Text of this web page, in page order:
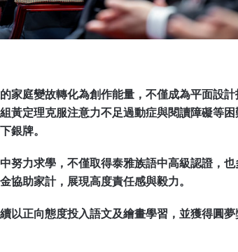
家庭變故轉化為創作能量，不僅成為平面設
黃定理克服注意力不足過動症與閱讀障礙等困
銀牌。
努力求學，不僅取得泰雅族語中高級認證，
協助家計，展現高度責任感與毅力。
以正向態度投入語文及繪畫學習，並獲得圓